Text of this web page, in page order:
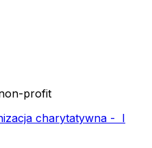
profit
charytatywna - I